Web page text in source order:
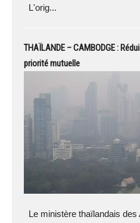
L'orig...
THAÏLANDE – CAMBODGE :
priorité mutuelle
Le ministère thaïlandais des